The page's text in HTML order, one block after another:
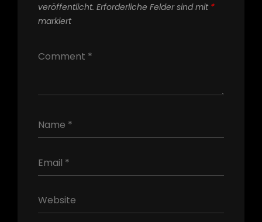
veröffentlicht. Erforderliche Felder sind mit *
markiert